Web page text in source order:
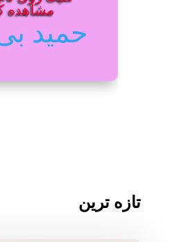
مشاهده
حمید
تازه ترین